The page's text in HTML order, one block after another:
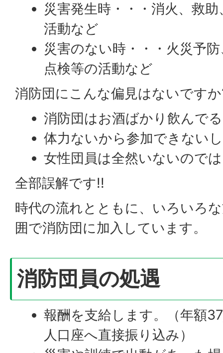
災害発生時・・・消火、救
活動など
災害のない時・・・火災予
点検等の活動など
消防団にこんな偏見はないです
消防団はお酒ばかり飲んで
体力ないから参加できない
女性団員は全然いないので
全部誤解です!!
時代の流れとともに、いろいろ
囲で消防団に加入しています。
消防団員の処遇
報酬を支給します。（年額
人口座へ直接振り込み）